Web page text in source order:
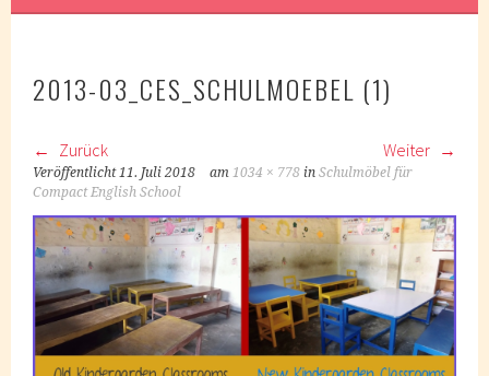
2013-03_CES_SCHULMOEBEL (1)
Zurück Weiter
Veröffentlicht11. Juli 2018 am1034 × 778 inSchulmöbel für
Compact English School